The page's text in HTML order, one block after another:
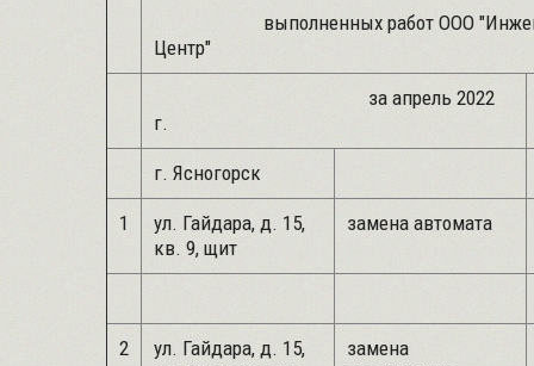
выполненных работ ООО
Центр"
за апрель 2022
г.
г. Ясногорск
1
ул. Гайдара, д. 15,
кв. 9, щит
замена автомата
2
ул. Гайдара, д. 15,
замена